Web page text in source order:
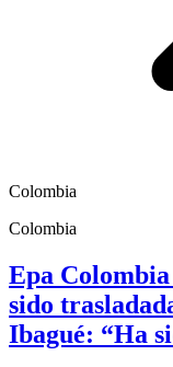
Colombia
Colombia
Epa
sido
Ibagué: “Ha